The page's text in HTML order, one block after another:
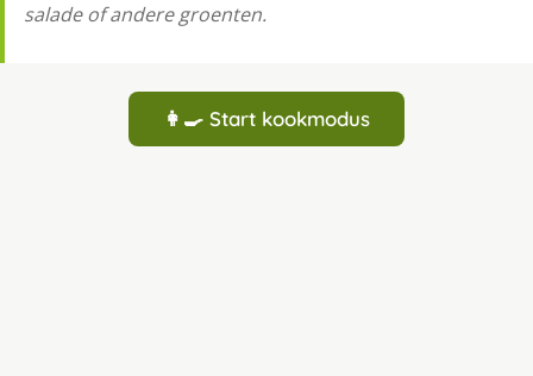
salade of andere groenten.
👩‍🍳 Start kookmodus